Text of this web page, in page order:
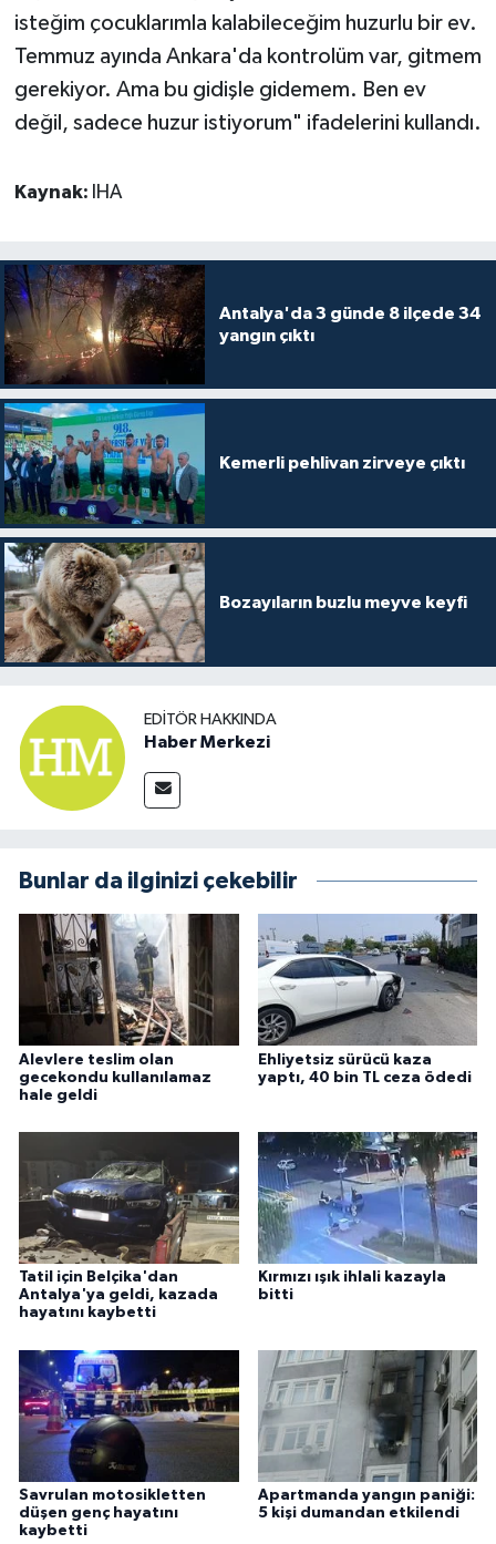
isteğim çocuklarımla kalabileceğim huzurlu bir ev.
Temmuz ayında Ankara'da kontrolüm var, gitmem
gerekiyor. Ama bu gidişle gidemem. Ben ev
değil, sadece huzur istiyorum" ifadelerini kullandı.
Kaynak: IHA
Antalya'da 3 günde 8 ilçede 34
yangın çıktı
Kemerli pehlivan zirveye çıktı
Bozayıların buzlu meyve keyfi
EDITÖR HAKKINDA
Haber Merkezi
Bunlar da ilginizi çekebilir
Alevlere teslim olan
gecekondu kullanılamaz
hale geldi
Ehliyetsiz sürücü kaza
yaptı, 40 bin TL ceza ödedi
Tatil için Belçika'dan
Antalya'ya geldi, kazada
hayatını kaybetti
Kırmızı ışık ihlali kazayla
bitti
Savrulan motosikletten
düşen genç hayatını
kaybetti
Apartmanda yangın paniği:
5 kişi dumandan etkilendi